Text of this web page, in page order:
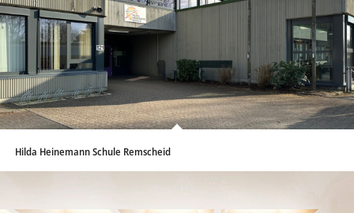
Hilda Heinemann Schule Remscheid